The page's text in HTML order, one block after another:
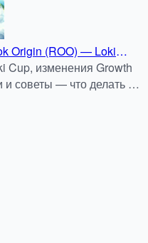
Origin (ROO) — Loki
Cup, изменения Growth
советы — что делать в